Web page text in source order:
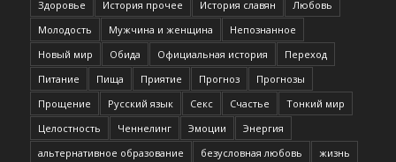
Здоровье
История прочее История славян
Любовь
Молодость
Мужчина и женщина
Непознанное
Новый мир
Обида Официальная история
Переход
Питание
Пища Приятие Прогноз
Прогнозы
Прощение
Русский язык Секс Счастье
Тонкий мир
Целостность
Ченнелинг Эмоции
Энергия
альтернативное образование
безусловная любовь жизнь